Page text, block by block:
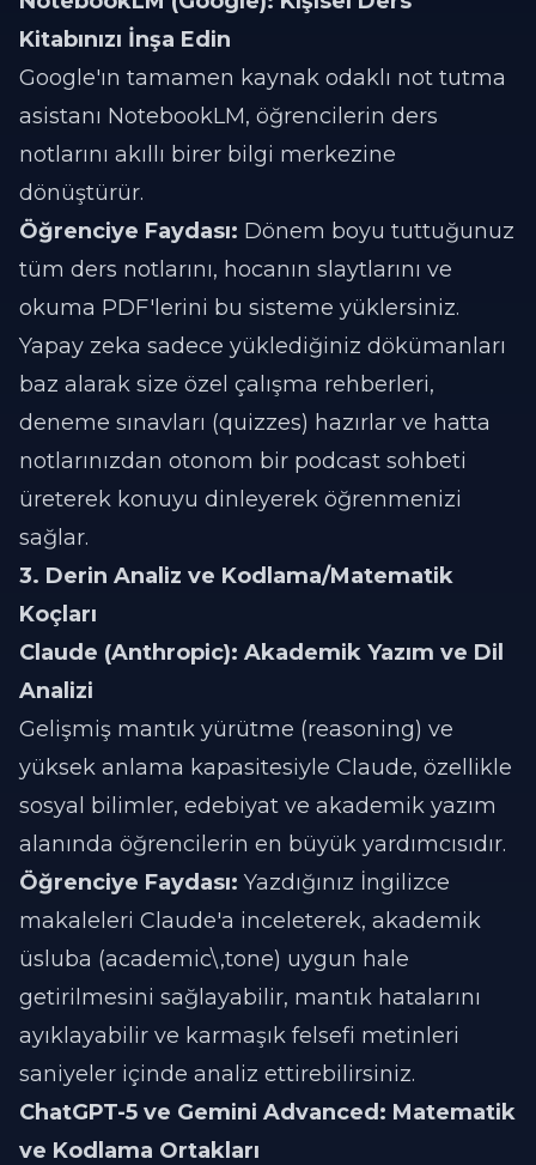
Kitabınızı İnşa Edin
Google'ın tamamen kaynak odaklı not tutma
asistanı NotebookLM, öğrencilerin ders
notlarını akıllı birer bilgi merkezine
dönüştürür.
Öğrenciye Faydası: Dönem boyu tuttuğunuz
tüm ders notlarını, hocanın slaytlarını ve
okuma PDF'lerini bu sisteme yüklersiniz.
Yapay zeka sadece yüklediğiniz dökümanları
baz alarak size özel çalışma rehberleri,
deneme sınavları (quizzes) hazırlar ve hatta
notlarınızdan otonom bir podcast sohbeti
üreterek konuyu dinleyerek öğrenmenizi
sağlar.
3. Derin Analiz ve Kodlama/Matematik
Koçları
Claude (Anthropic): Akademik Yazım ve Dil
Analizi
Gelişmiş mantık yürütme (reasoning) ve
yüksek anlama kapasitesiyle Claude, özellikle
sosyal bilimler, edebiyat ve akademik yazım
alanında öğrencilerin en büyük yardımcısıdır.
Öğrenciye Faydası: Yazdığınız İngilizce
makaleleri Claude'a inceleterek, akademik
üsluba (academic\,tone) uygun hale
getirilmesini sağlayabilir, mantık hatalarını
ayıklayabilir ve karmaşık felsefi metinleri
saniyeler içinde analiz ettirebilirsiniz.
ChatGPT-5 ve Gemini Advanced: Matematik
ve Kodlama Ortakları